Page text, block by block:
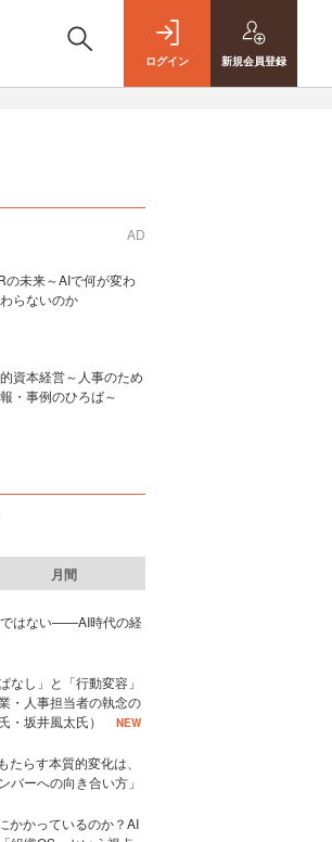
ログイン 新規会員登録
AD
の未来～AIで何が変わ
らないのか
的資本経営～人事のため
・事例のひろば～
月間
はない——AI時代の経
なし」と「行動変容」
・人事担当者の執念の
・坂井風太氏）
NEW
らす本質的変化は、
バーへの向き合い方」
かかっているのか？AI